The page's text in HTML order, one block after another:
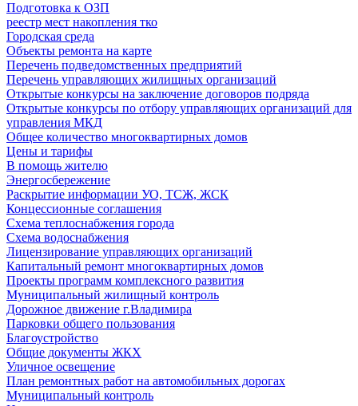
Подготовка к ОЗП
реестр мест накопления тко
Городская среда
Объекты ремонта на карте
Перечень подведомственных предприятий
Перечень управляющих жилищных организаций
Открытые конкурсы на заключение договоров подряда
Открытые конкурсы по отбору управляющих организаций для
управления МКД
Общее количество многоквартирных домов
Цены и тарифы
В помощь жителю
Энергосбережение
Раскрытие информации УО, ТСЖ, ЖСК
Концессионные соглашения
Схема теплоснабжения города
Схема водоснабжения
Лицензирование управляющих организаций
Капитальный ремонт многоквартирных домов
Проекты программ комплексного развития
Муниципальный жилищный контроль
Дорожное движение г.Владимира
Парковки общего пользования
Благоустройство
Общие документы ЖКХ
Уличное освещение
План ремонтных работ на автомобильных дорогах
Муниципальный контроль